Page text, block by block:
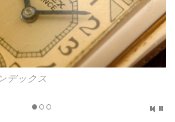
デックス